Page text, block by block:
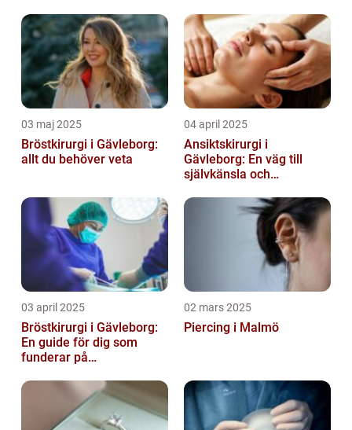
03 maj 2025
Bröstkirurgi i Gävleborg:
allt du behöver veta
04 april 2025
Ansiktskirurgi i
Gävleborg: En väg till
självkänsla och
03 april 2025
Bröstkirurgi i Gävleborg:
En guide för dig som
funderar på
02 mars 2025
Piercing i Malmö